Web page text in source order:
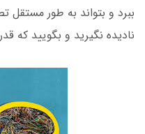
ببرد و بتواند به طور
نادیده نگیرید و بگویید که